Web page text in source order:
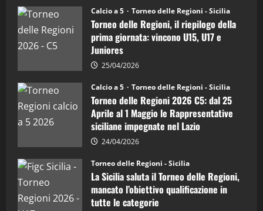
Juniores
è
vicecampione
d’Italia
Calcio a 5 Torneo delle Regioni - Sicilia
Torneo delle Regioni, il riepilogo della
prima giornata: vincono U15, U17 e
Juniores
25/04/2026
Calcio a 5 Torneo delle Regioni - Sicilia
Torneo delle Regioni 2026 C5: dal 25
Aprile al 1 Maggio le Rappresentative
siciliane impegnate nel Lazio
24/04/2026
Torneo delle Regioni - Sicilia
La Sicilia saluta il Torneo delle Regioni,
mancato l’obiettivo qualificazione in
tutte le categorie